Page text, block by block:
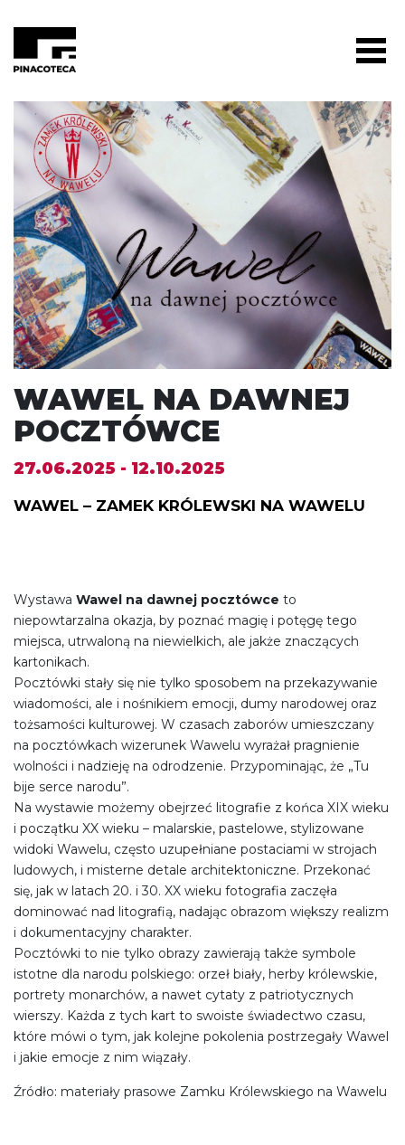
WAWEL NA DAWNEJ
POCZTÓWCE
27.06.2025 - 12.10.2025
WAWEL – ZAMEK KRÓLEWSKI NA WAWELU
Wystawa Wawel na dawnej pocztówce to
niepowtarzalna okazja, by poznać magię i potęgę tego
miejsca, utrwaloną na niewielkich, ale jakże znaczących
kartonikach.
Pocztówki stały się nie tylko sposobem na przekazywanie
wiadomości, ale i nośnikiem emocji, dumy narodowej oraz
tożsamości kulturowej. W czasach zaborów umieszczany
na pocztówkach wizerunek Wawelu wyrażał pragnienie
wolności i nadzieję na odrodzenie. Przypominając, że „Tu
bije serce narodu”.
Na wystawie możemy obejrzeć litografie z końca XIX wieku
i początku XX wieku – malarskie, pastelowe, stylizowane
widoki Wawelu, często uzupełniane postaciami w strojach
ludowych, i misterne detale architektoniczne. Przekonać
się, jak w latach 20. i 30. XX wieku fotografia zaczęła
dominować nad litografią, nadając obrazom większy realizm
i dokumentacyjny charakter.
Pocztówki to nie tylko obrazy zawierają także symbole
istotne dla narodu polskiego: orzeł biały, herby królewskie,
portrety monarchów, a nawet cytaty z patriotycznych
wierszy. Każda z tych kart to swoiste świadectwo czasu,
które mówi o tym, jak kolejne pokolenia postrzegały Wawel
i jakie emocje z nim wiązały.
Źródło: materiały prasowe Zamku Królewskiego na Wawelu